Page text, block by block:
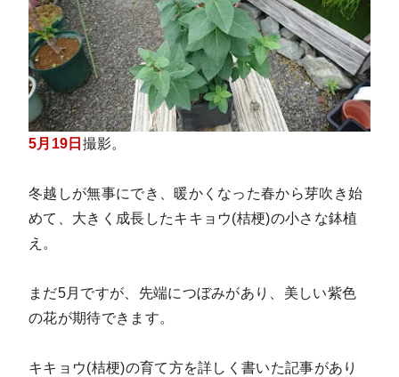
5月19日 撮影。
冬越しが無事にでき、暖かくなった春から芽吹き始
めて、大きく成長したキキョウ(桔梗)の小さな鉢植
え。
まだ5月ですが、先端につぼみがあり、美しい紫色
の花が期待できます。
キキョウ(桔梗)の育て方を詳しく書いた記事があり